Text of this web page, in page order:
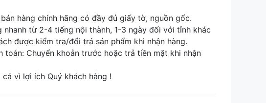
hàng chính hãng có đầy đủ giấy tờ, nguồn gốc.
từ 2-4 tiếng nội thành, 1-3 ngày đối với tỉnh khác
được kiểm tra/đổi trả sản phẩm khi nhận hàng.
Chuyển khoản trước hoặc trả tiền mặt khi nhận
lợi ích Quý khách hàng !